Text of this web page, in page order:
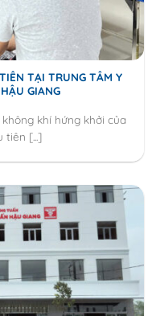
TẠI TRUNG TÂM Y
GIANG
khí hứng khởi của
tiên [...]